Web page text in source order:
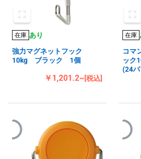
在庫 あり
強力マグネットフック
10kg ブラック 1個
￥1,201.2~[税込]
在庫
コマ
ック
(24